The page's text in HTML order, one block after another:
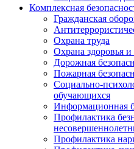
Комплексная
Гражданская
Охрана труда
Охрана здоровья
Дорожная
Пожарная
Социально-
обучающихся
Информационная
Профилактика
Профилактика